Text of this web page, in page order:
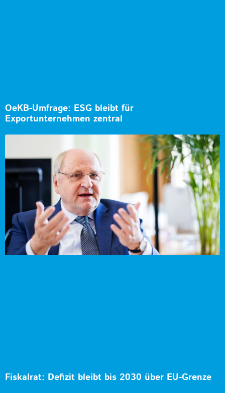
OeKB-Umfrage: ESG bleibt für
Exportunternehmen zentral
Fiskalrat: Defizit bleibt bis 2030 über EU-Grenze